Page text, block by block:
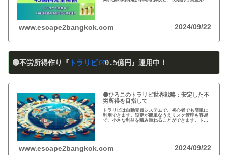
www.escape2bangkok.com 2024/09/22
🟢不労所得作り『 トラリピ 0.5億円』運用中！
🟠ひろこのトラリピ世界戦略：安定した不
労所得を目指して
トラリピは自動売買システムで、初心者でも簡単に
利用できます。設定が簡単なうえリスク管理も容易
で、小さな利益を積み重ねることができます。トラ
www.escape2bangkok.com 2024/09/22